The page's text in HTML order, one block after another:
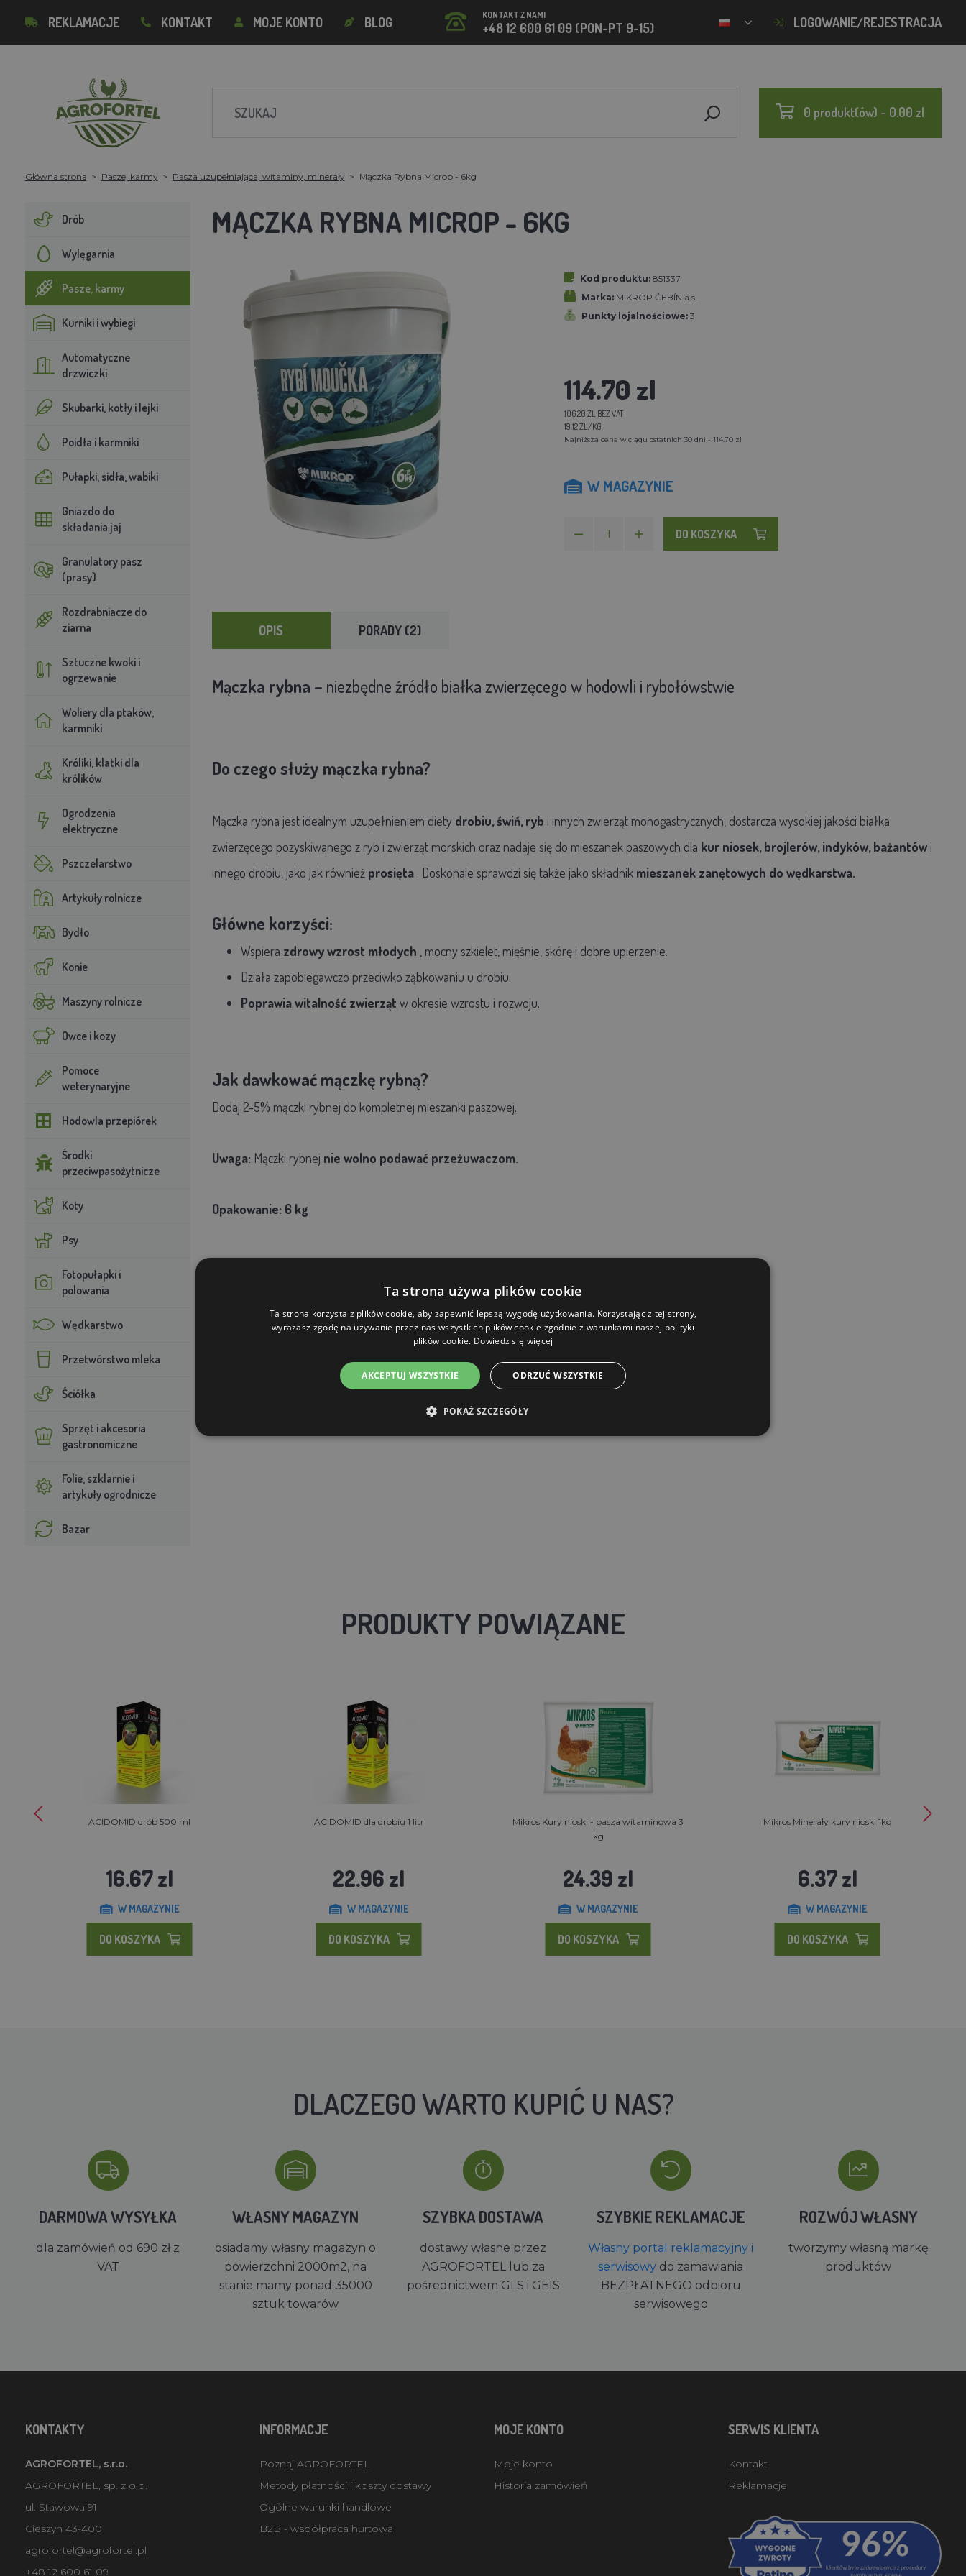
REKLAMACJE KONTAKT MOJE KONTO BLOG KONTAKT Z NAMI
+48 12 600 61 09 (PON-PT 9-15) LOGOWANIE/REJESTRACJA
0 produkt(ów) - 0.00 zl
Główna strona Pasze, karmy Pasza uzupełniająca, witaminy, minerały Mączka Rybna Microp - 6kg
Drób
Wylęgarnia
Pasze, karmy
Kurniki i wybiegi
Automatyczne
drzwiczki
Skubarki, kotły i lejki
Poidła i karmniki
Pułapki, sidła, wabiki
Gniazdo do
składania jaj
Granulatory pasz
(prasy)
Rozdrabniacze do
ziarna
Sztuczne kwoki i
ogrzewanie
Woliery dla ptaków,
karmniki
Króliki, klatki dla
królików
Ogrodzenia
elektryczne
Pszczelarstwo
Artykuły rolnicze
Bydło
Konie
Maszyny rolnicze
Owce i kozy
Pomoce
weterynaryjne
Hodowla przepiórek
Środki
przeciwpasożytnicze
Koty
Psy
Fotopułapki i
polowania
Wędkarstwo
Przetwórstwo mleka
Ściółka
Sprzęt i akcesoria
gastronomiczne
Folie, szklarnie i
artykuły ogrodnicze
Bazar
MĄCZKA RYBNA MICROP - 6KG
Kod produktu: 851337
Marka: MIKROP ČEBÍN a.s.
Punkty lojalnościowe: 3
114.70 zl
106.20 ZL BEZ VAT
19.12 ZL/KG
Najniższa cena w ciągu ostatnich 30 dni - 114.70 zl
W MAGAZYNIE
DO KOSZYKA
OPIS PORADY (2)
Mączka rybna – niezbędne źródło białka zwierzęcego w hodowli i rybołówstwie
Do czego służy mączka rybna?
Mączka rybna jest idealnym uzupełnieniem diety drobiu, świń, ryb i innych zwierząt monogastrycznych, dostarcza wysokiej jakości białka
zwierzęcego pozyskiwanego z ryb i zwierząt morskich oraz nadaje się do mieszanek paszowych dla kur niosek, brojlerów, indyków, bażantówi
innego drobiu, jako jak również prosięta. Doskonale sprawdzi się także jako składnik mieszanek zanętowych do wędkarstwa.
Główne korzyści:
Wspiera zdrowy wzrost młodych , mocny szkielet, mięśnie, skórę i dobre upierzenie.
Działa zapobiegawczo przeciwko ząbkowaniu u drobiu.
Poprawia witalność zwierząt w okresie wzrostu i rozwoju.
Jak dawkować mączkę rybną?
Dodaj 2-5% mączki rybnej do kompletnej mieszanki paszowej.
Uwaga: Mączki rybnej nie wolno podawać przeżuwaczom.
Opakowanie: 6 kg
PRODUKTY POWIĄZANE
ACIDOMID drób 500 ml
16.67 zl
W MAGAZYNIE
DO KOSZYKA
ACIDOMID dla drobiu 1 litr
22.96 zl
W MAGAZYNIE
DO KOSZYKA
Mikros Kury nioski - pasza witaminowa 3
kg
24.39 zl
W MAGAZYNIE
DO KOSZYKA
Mikros Minerały kury nioski 1kg
6.37 zl
W MAGAZYNIE
DO KOSZYKA
DLACZEGO WARTO KUPIĆ U NAS?
DARMOWA WYSYŁKA
dla zamówień od 690 zł z
VAT
WŁASNY MAGAZYN
osiadamy własny magazyn o
powierzchni 2000m2, na
stanie mamy ponad 35000
sztuk towarów
SZYBKA DOSTAWA
dostawy własne przez
AGROFORTEL lub za
pośrednictwem GLS i GEIS
SZYBKIE REKLAMACJE
Własny portal reklamacyjny i
serwisowy do zamawiania
BEZPŁATNEGO odbioru
serwisowego
ROZWÓJ WŁASNY
tworzymy własną markę
produktów
KONTAKTY
AGROFORTEL, s.r.o.
AGROFORTEL, sp. z o.o.
ul. Stawowa 91
Cieszyn 43-400
agrofortel@agrofortel.pl
+48 12 600 61 09
INFORMACJE
Poznaj AGROFORTEL
Metody płatności i koszty dostawy
Ogólne warunki handlowe
B2B - współpraca hurtowa
MOJE KONTO
Moje konto
Historia zamówień
SERWIS KLIENTA
Kontakt
Reklamacje
Ta strona używa plików cookie
Ta strona korzysta z plików cookie, aby zapewnić lepszą wygodę użytkowania. Korzystając z tej strony,
wyrażasz zgodę na używanie przez nas wszystkich plików cookie zgodnie z warunkami naszej polityki
plików cookie. Dowiedz się więcej
AKCEPTUJ WSZYSTKIE ODRZUĆ WSZYSTKIE
POKAŻ SZCZEGÓŁY